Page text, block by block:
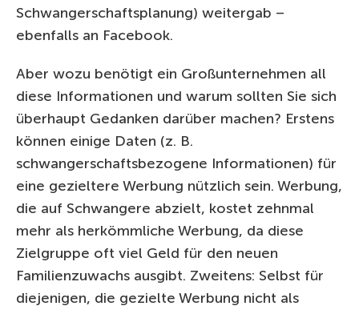
Schwangerschaftsplanung) weitergab –
ebenfalls an Facebook.
Aber wozu benötigt ein Großunternehmen all
diese Informationen und warum sollten Sie sich
überhaupt Gedanken darüber machen? Erstens
können einige Daten (z. B.
schwangerschaftsbezogene Informationen) für
eine gezieltere Werbung nützlich sein. Werbung,
die auf Schwangere abzielt, kostet zehnmal
mehr als herkömmliche Werbung, da diese
Zielgruppe oft viel Geld für den neuen
Familienzuwachs ausgibt. Zweitens: Selbst für
diejenigen, die gezielte Werbung nicht als